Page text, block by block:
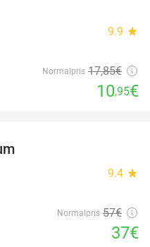
9.9 star
Normalpris 17,85€
10,95€
9.4 star
Normalpris 57€
37€